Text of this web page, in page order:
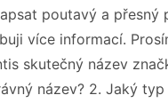
poutavý a přesný
více informací.
skutečný název
název? 2. Jaký typ